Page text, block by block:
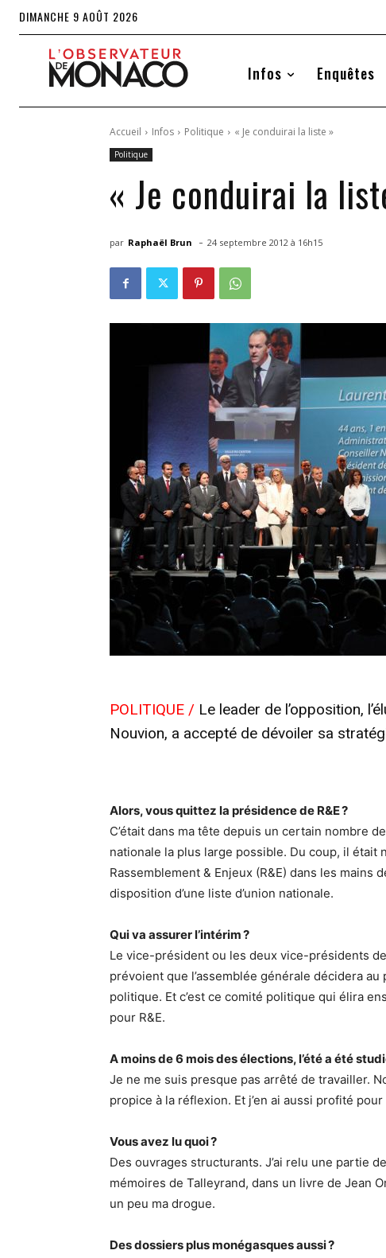
DIMANCHE 9 AOÛT 2026
Infos Enquêtes
Accueil Infos Politique « Je conduirai la liste »
Politique
« Je conduirai la
par Raphaël Brun - 24 septembre 2012 à 16h15
POLITIQUE / Le leader de l’opposition,
Nouvion, a accepté de dévoiler sa
Alors, vous quittez la présidence de R&E ?
C’était dans ma tête depuis un certain nombre
nationale la plus large possible. Du coup, il était
Rassemblement & Enjeux (R&E) dans les
disposition d’une liste d’union nationale.
Qui va assurer l’intérim ?
Le vice-président ou les deux vice-présidents
prévoient que l’assemblée générale décidera
politique. Et c’est ce comité politique qui élira
pour R&E.
A moins de 6 mois des élections, l’été a été
Je ne me suis presque pas arrêté de travailler.
propice à la réflexion. Et j’en ai aussi profité
Vous avez lu quoi ?
Des ouvrages structurants. J’ai relu une partie
mémoires de Talleyrand, dans un livre de Jean
un peu ma drogue.
Des dossiers plus monégasques aussi ?